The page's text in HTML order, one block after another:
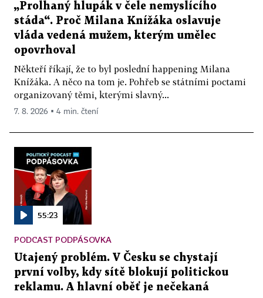
„Prolhaný hlupák v čele nemyslícího
stáda“. Proč Milana Knížáka oslavuje
vláda vedená mužem, kterým umělec
opovrhoval
Někteří říkají, že to byl poslední happening Milana
Knížáka. A něco na tom je. Pohřeb se státními poctami
organizovaný těmi, kterými slavný...
7. 8. 2026 ▪ 4 min. čtení
55:23
PODCAST PODPÁSOVKA
Utajený problém. V Česku se chystají
první volby, kdy sítě blokují politickou
reklamu. A hlavní oběť je nečekaná